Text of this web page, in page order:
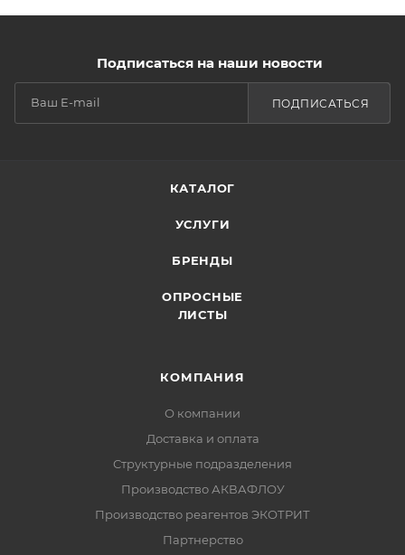
Подписаться на наши новости
ПОДПИСАТЬСЯ
КАТАЛОГ
УСЛУГИ
БРЕНДЫ
ОПРОСНЫЕ
ЛИСТЫ
КОМПАНИЯ
О компании
Доставка и оплата
Структурные подразделения
Производство АКВАФЛОУ
Производство реагентов ЭКОТРИТ
Партнерство